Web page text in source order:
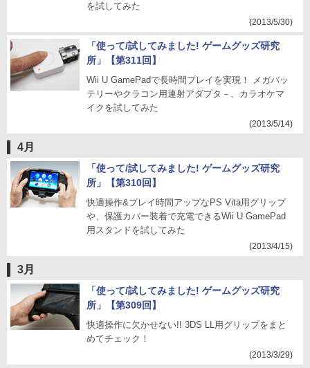
を試してみた
(2013/5/30)
「使って/試してみました! ゲームグッズ研究
所」【第311回】
Wii U GamePadで長時間プレイを実現！ メガバッ
テリーやクラコン用連射アダプタ－、カラオケマ
イクを試してみた
(2013/5/14)
4月
「使って/試してみました! ゲームグッズ研究
所」【第310回】
快適操作&プレイ時間アップなPS Vita用グリップ
や、保護カバー装着で充電できるWii U GamePad
用スタンドを試してみた
(2013/4/15)
3月
「使って/試してみました! ゲームグッズ研究
所」【第309回】
快適操作に欠かせない!! 3DS LL用グリップをまと
めてチェック！
(2013/3/29)